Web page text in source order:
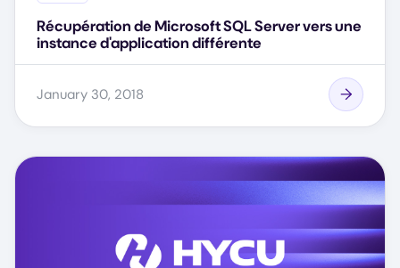
Récupération de Microsoft SQL Server vers une
instance d'application différente
January 30, 2018